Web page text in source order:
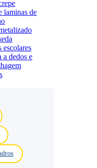
laminas de
escolares
a dedos e